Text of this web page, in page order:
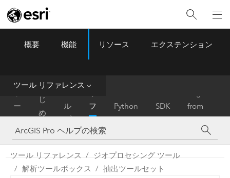
ArcGIS Pro Menu
概要 機能 リソース エクステンション
ツール リファレンス
ー
ム
は
じ
め
に
ル
プ
フ
ァ
レ
ン
ス
Python SDK
from
ArcMap
ツール リファレンス
ジオプロセシング ツール
解析ツールボックス
抽出ツールセット